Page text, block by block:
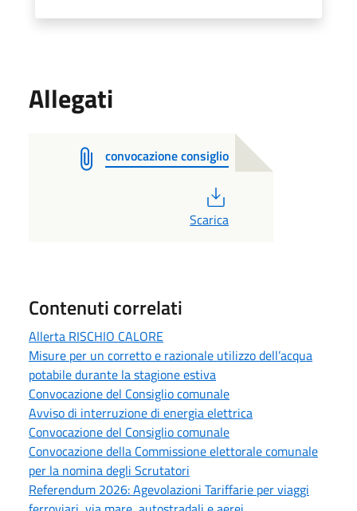
Allegati
convocazione consiglio
Scarica
Contenuti correlati
Allerta RISCHIO CALORE
Misure per un corretto e razionale utilizzo dell’acqua
potabile durante la stagione estiva
Convocazione del Consiglio comunale
Avviso di interruzione di energia elettrica
Convocazione del Consiglio comunale
Convocazione della Commissione elettorale comunale
per la nomina degli Scrutatori
Referendum 2026: Agevolazioni Tariffarie per viaggi